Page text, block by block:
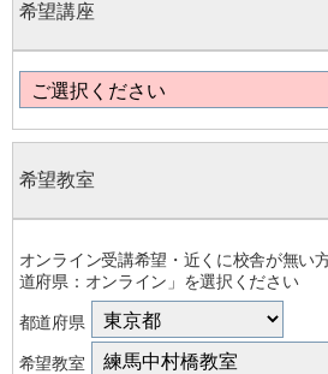
希望講座
希望教室
オンライン受講希望・近くに校舎が無い
道府県：オンライン」を選択ください
都道府県
希望教室